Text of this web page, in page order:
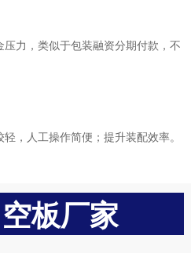
压力，类似于包装融资分期付款，不
，人工操作简便；提升装配效率。
板厂家